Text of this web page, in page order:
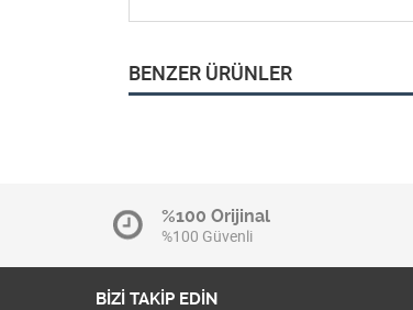
BENZER ÜRÜNLER
%100 Orijinal
%100 Güvenli
BİZİ TAKİP EDİN